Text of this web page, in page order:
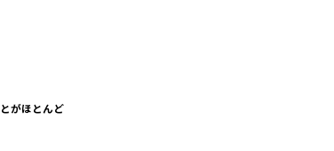
がほとんど